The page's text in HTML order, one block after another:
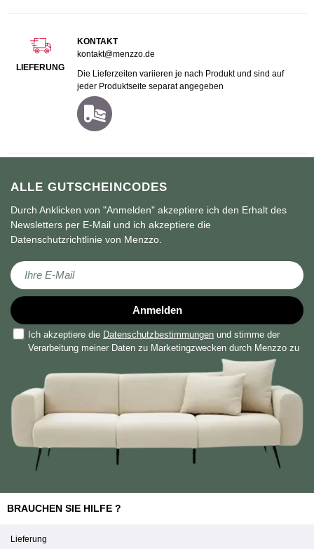
ALLE GUTSCHEINCODES
Durch Anklicken von "Anmelden" akzeptiere ich den Erhalt des
Newsletters per E-Mail und ich akzeptiere die
Datenschutzrichtlinie von Menzzo.
Melden Sie sich für unseren Newsletter an:
Anmelden
Ich akzeptiere die Datenschutzbestimmungen und stimme der
Verarbeitung meiner Daten zu Marketingzwecken durch Menzzo zu
LIEFERUNG
KONTAKT
kontakt@menzzo.de
Die Lieferzeiten variieren je nach Produkt und sind auf
jeder Produktseite separat angegeben
BRAUCHEN SIE HILFE ?
Lieferung